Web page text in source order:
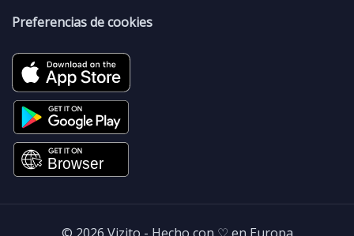
Preferencias de cookies
© 2026 Vizito - Hecho con ♡ en Europa